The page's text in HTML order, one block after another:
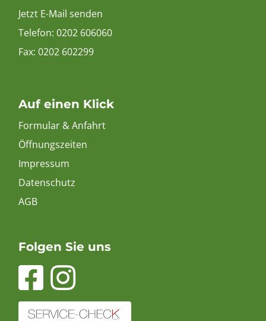
Jetzt E-Mail senden
Telefon: 0202 606060
Fax: 0202 602299
Auf einen Klick
Formular & Anfahrt
Öffnungszeiten
Impressum
Datenschutz
AGB
Folgen Sie uns